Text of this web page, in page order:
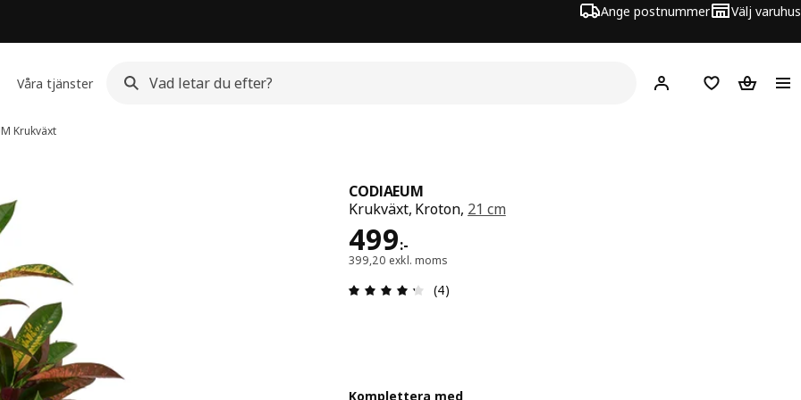
Ange postnummer Välj varuhus
Våra tjänster Hej! Logga inInköpslistaVarukorg
Krukväxt
CODIAEUM
Krukväxt, Kroton, 21 cm
499:-
Pris 499:-
399,20 exkl. moms
Recension: 4.3 utav 5 stjärnor. Totalt antal recensioner:
(4)
Komplettera med